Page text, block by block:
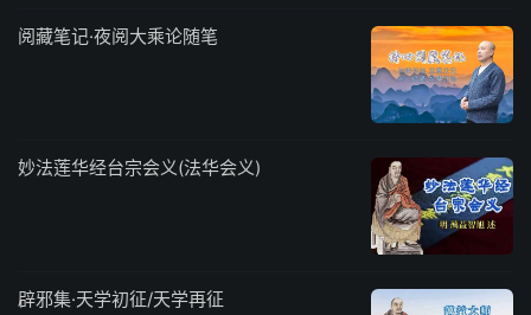
阅藏笔记·夜阅大乘论随笔
妙法莲华经台宗会义(法华会义)
辟邪集·天学初征/天学再征